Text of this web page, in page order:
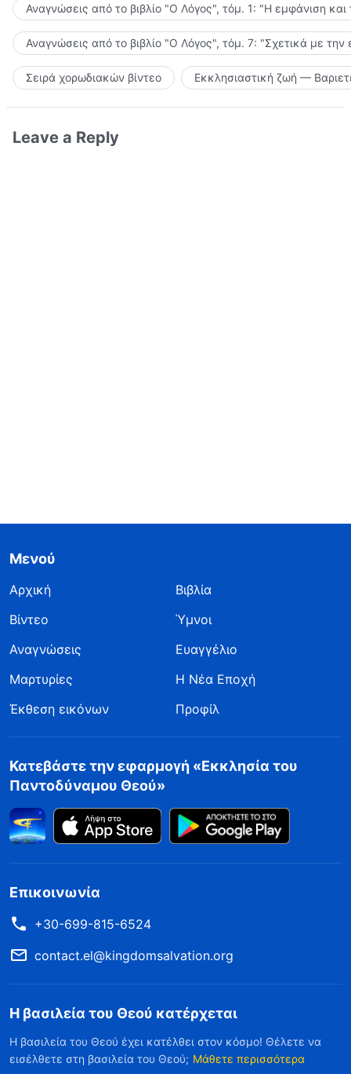
Αναγνώσεις από το βιβλίο "Ο Λόγος", τόμ. 1: "Η εμφάνιση
Αναγνώσεις από το βιβλίο "Ο Λόγος", τόμ. 7: "Σχετικά με την
Σειρά χορωδιακών βίντεο Εκκλησιαστική ζωή —
Leave a Reply
Μενού
Αρχική
Βιβλία
Βίντεο
Ύμνοι
Αναγνώσεις
Ευαγγέλιο
Μαρτυρίες
Η Νέα Εποχή
Έκθεση εικόνων
Προφίλ
Κατεβάστε την εφαρμογή «Εκκλησία του
Παντοδύναμου Θεού»
Επικοινωνία
+30-699-815-6524
contact.el@kingdomsalvation.org
Η βασιλεία του Θεού κατέρχεται
Η βασιλεία του Θεού έχει κατέλθει στον κόσμο! Θέλετε να
εισέλθετε στη βασιλεία του Θεού; Μάθετε περισσότερα